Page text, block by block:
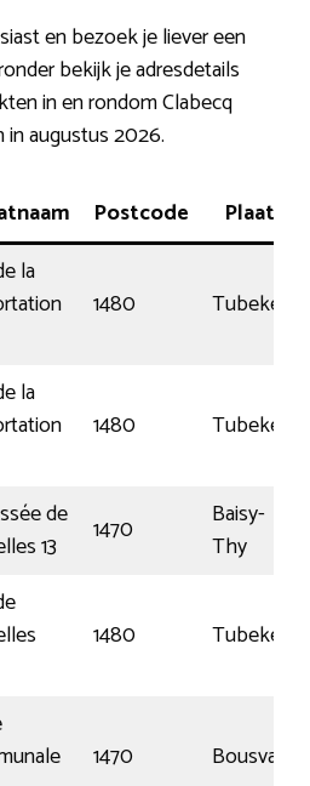
en bezoek je liever een
bekijk je adresdetails
in en rondom Clabecq
in augustus 2026.
Postcode Plaats
la
1480 Tubeke
la
1480 Tubeke
de
13
1470
Baisy-
Thy
1480 Tubeke
1470 Bousval